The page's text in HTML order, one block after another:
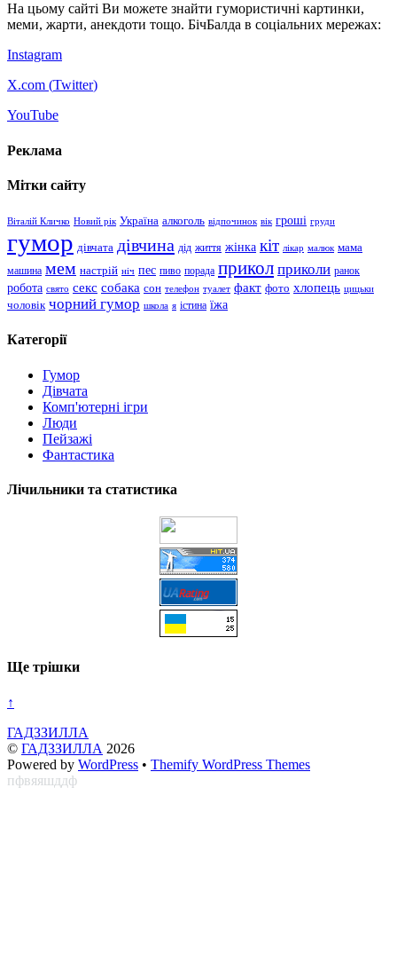
На цьому сайті Ви можете знайти гумористичні картинки,
меми, жарти, анекдоти тощо. БічБалда в соціальних мережах:
Instagram
X.com (Twitter)
YouTube
Реклама
Мітки сайту
Віталій Кличко Новий рік Україна алкоголь відпочинок вік гроші груди
гумор дівчата дівчина дід життя жінка кіт лікар малюк мама
машина мем настрій ніч пес пиво порада прикол приколи ранок
робота свято секс собака сон телефон туалет факт фото хлопець цицьки
чоловік чорний гумор школа я істина їжа
Категорії
Гумор
Дівчата
Комп'ютерні ігри
Люди
Пейзажі
Фантастика
Лічильники та статистика
Ще трішки
↑
ГАДЗЗИЛЛА
© ГАДЗЗИЛЛА 2026
Powered by WordPress • Themify WordPress Themes
пфвяяшддф